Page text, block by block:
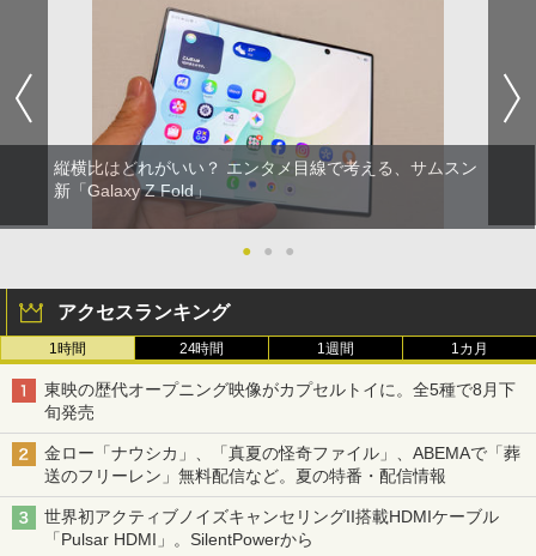
縦横比はどれがいい？ エンタメ目線で考える、サムスン
新「Galaxy Z Fold」
● ● ●
アクセスランキング
1時間 24時間 1週間 1カ月
東映の歴代オープニング映像がカプセルトイに。全5種で8月下
旬発売
金ロー「ナウシカ」、「真夏の怪奇ファイル」、ABEMAで「葬
送のフリーレン」無料配信など。夏の特番・配信情報
世界初アクティブノイズキャンセリングII搭載HDMIケーブル
「Pulsar HDMI」。SilentPowerから